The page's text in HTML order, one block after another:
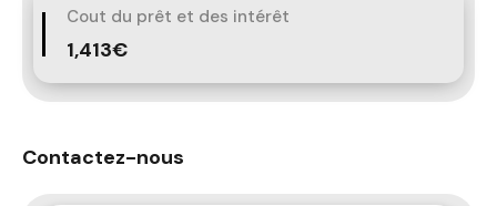
Cout du prêt et des intérêt
1,413€
Contactez-nous